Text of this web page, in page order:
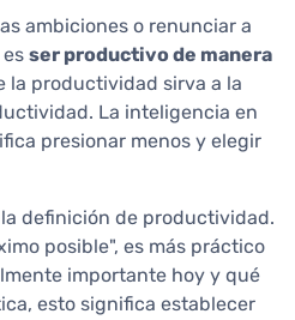
ambiciones o renunciar a
ser productivo de manera
la productividad sirva a la
La inteligencia en
presionar menos y elegir
definición de productividad.
posible", es más práctico
importante hoy y qué
esto significa establecer